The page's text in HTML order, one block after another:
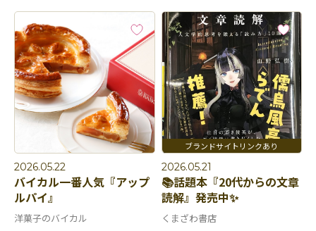
2026.05.22
バイカル一番人気『アップ
ルパイ』
洋菓子のバイカル
2026.05.21
📚話題本『20代からの文章
読解』発売中✨
くまざわ書店